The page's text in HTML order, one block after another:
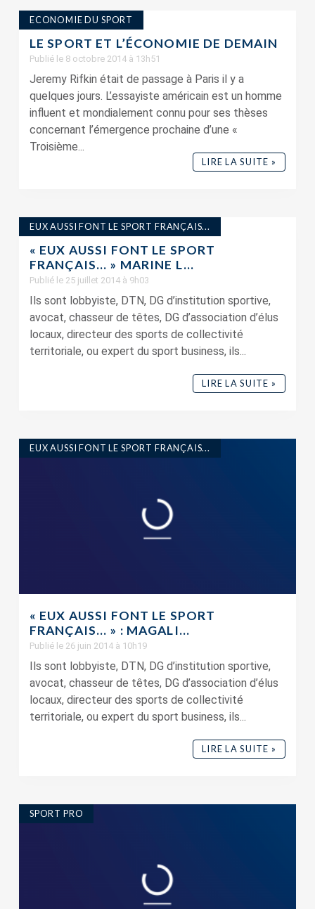
ECONOMIE DU SPORT
LE SPORT ET L’ÉCONOMIE DE DEMAIN
Publié le 8 octobre 2014 à 13h51
Jeremy Rifkin était de passage à Paris il y a
quelques jours. L’essayiste américain est un homme
influent et mondialement connu pour ses thèses
concernant l’émergence prochaine d’une «
Troisième...
LIRE LA SUITE »
EUX AUSSI FONT LE SPORT FRANÇAIS...
« EUX AUSSI FONT LE SPORT
FRANÇAIS… » MARINE L...
Publié le 25 juillet 2014 à 9h03
Ils sont lobbyiste, DTN, DG d’institution sportive,
avocat, chasseur de têtes, DG d’association d’élus
locaux, directeur des sports de collectivité
territoriale, ou expert du sport business, ils...
LIRE LA SUITE »
EUX AUSSI FONT LE SPORT FRANÇAIS...
« EUX AUSSI FONT LE SPORT
FRANÇAIS… » : MAGALI...
Publié le 26 juin 2014 à 10h19
Ils sont lobbyiste, DTN, DG d’institution sportive,
avocat, chasseur de têtes, DG d’association d’élus
locaux, directeur des sports de collectivité
territoriale, ou expert du sport business, ils...
LIRE LA SUITE »
SPORT PRO